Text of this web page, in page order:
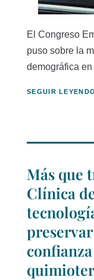
El Congreso
puso sobre la
demográfica
SEGUIR LEYENDO
Más que
Clínica